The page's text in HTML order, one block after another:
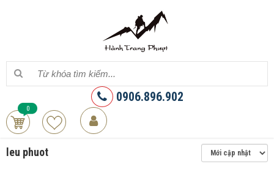
0906.896.902
0
leu phuot